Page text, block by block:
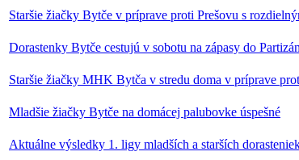
Staršie žiačky Bytče v príprave proti Prešovu s
Dorastenky Bytče cestujú v sobotu na zápasy do
Staršie žiačky MHK Bytča v stredu doma v príprave
Mladšie žiačky Bytče na domácej palubovke úspešné
Aktuálne výsledky 1. ligy mladších a starších